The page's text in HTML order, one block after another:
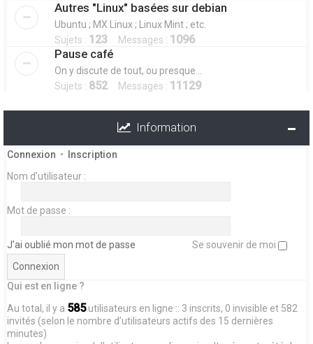
Autres "Linux" basées sur debian
Ubuntu ; MX Linux ; Linux Mint ; etc.
Sujets : 123 Messages : 1096
Pause café
On y discute de tout, ou presque...
Sujets : 852Messages : 11129
Information
Connexion •
Inscription
Nom d’utilisateur :
Mot de passe :
J’ai oublié mon mot de passe Se souvenir de moi
Qui est en ligne ?
Au total, il y a 585utilisateurs en ligne :: 3 inscrits, 0 invisible et 582
invités (selon le nombre d’utilisateurs actifs des 15 dernières
minutes)